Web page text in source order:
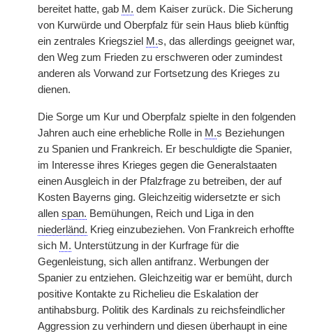
bereitet hatte, gab M. dem Kaiser zurück. Die Sicherung
von Kurwürde und Oberpfalz für sein Haus blieb künftig
ein zentrales Kriegsziel M.s, das allerdings geeignet war,
den Weg zum Frieden zu erschweren oder zumindest
anderen als Vorwand zur Fortsetzung des Krieges zu
dienen.
Die Sorge um Kur und Oberpfalz spielte in den folgenden
Jahren auch eine erhebliche Rolle in M.s Beziehungen
zu Spanien und Frankreich. Er beschuldigte die Spanier,
im Interesse ihres Krieges gegen die Generalstaaten
einen Ausgleich in der Pfalzfrage zu betreiben, der auf
Kosten Bayerns ging. Gleichzeitig widersetzte er sich
allen span. Bemühungen, Reich und Liga in den
niederländ. Krieg einzubeziehen. Von Frankreich erhoffte
sich M. Unterstützung in der Kurfrage für die
Gegenleistung, sich allen antifranz. Werbungen der
Spanier zu entziehen. Gleichzeitig war er bemüht, durch
positive Kontakte zu Richelieu die Eskalation der
antihabsburg. Politik des Kardinals zu reichsfeindlicher
Aggression zu verhindern und diesen überhaupt in eine